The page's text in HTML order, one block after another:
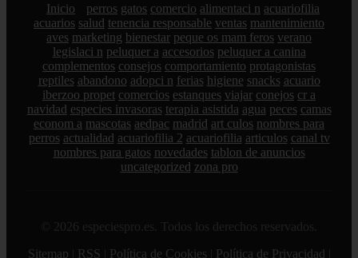
Inicio perros gatos comercio alimentaci n acuariofilia
acuarios salud tenencia responsable ventas mantenimiento
aves marketing bienestar peque os mam feros verano
legislaci n peluquer a accesorios peluquer a canina
complementos consejos comportamiento protagonistas
reptiles abandono adopci n ferias higiene snacks acuario
iberzoo propet comercios estanques viajar conejos cr a
navidad especies invasoras terapia asistida agua peces camas
econom a mascotas aedpac madrid art culos nombres para
perros actualidad acuariofilia 2 acuariofilia articulos canal tv
nombres para gatos novedades tablon de anuncios
uncategorized zona pro
© 2026 especiespro.es. Todos los derechos reservados.
Sitemap
RSS Política de Cookies Política de Privacidad